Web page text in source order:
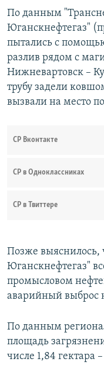
По данным
Юганскнефтегаз"
пытались с
разлив рядом с
Нижневартовск –
трубу задели
вызвали на место
СР Вконтакте
СР в Одноклассниках
СР в Твиттере
Позже выяснилось,
Юганскнефтегаз"
промысловом
аварийный выброс
По данным
площадь
числе 1,84 гектара